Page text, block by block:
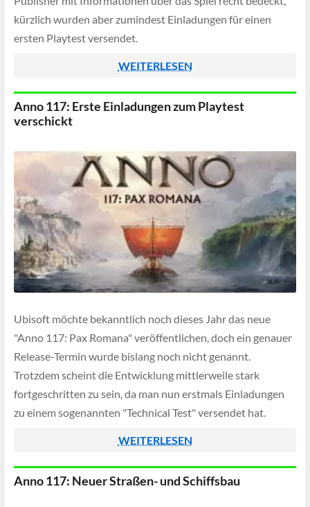
kürzlich wurden aber zumindest Einladungen für einen
ersten Playtest versendet.
WEITERLESEN
Anno 117: Erste Einladungen zum Playtest
verschickt
Ubisoft möchte bekanntlich noch dieses Jahr das neue
"Anno 117: Pax Romana" veröffentlichen, doch ein genauer
Release-Termin wurde bislang noch nicht genannt.
Trotzdem scheint die Entwicklung mittlerweile stark
fortgeschritten zu sein, da man nun erstmals Einladungen
zu einem sogenannten "Technical Test" versendet hat.
WEITERLESEN
Anno 117: Neuer Straßen- und Schiffsbau